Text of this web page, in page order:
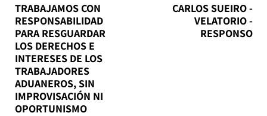
TRABAJAMOS CON
RESPONSABILIDAD
PARA RESGUARDAR
LOS DERECHOS E
INTERESES DE LOS
TRABAJADORES
ADUANEROS, SIN
IMPROVISACIÓN NI
OPORTUNISMO
CARLOS SUEIRO -
VELATORIO -
RESPONSO